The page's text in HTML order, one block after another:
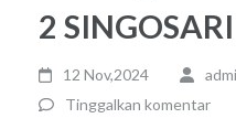
2 SINGOSARI
12 Nov,2024
Tinggalkan komentar